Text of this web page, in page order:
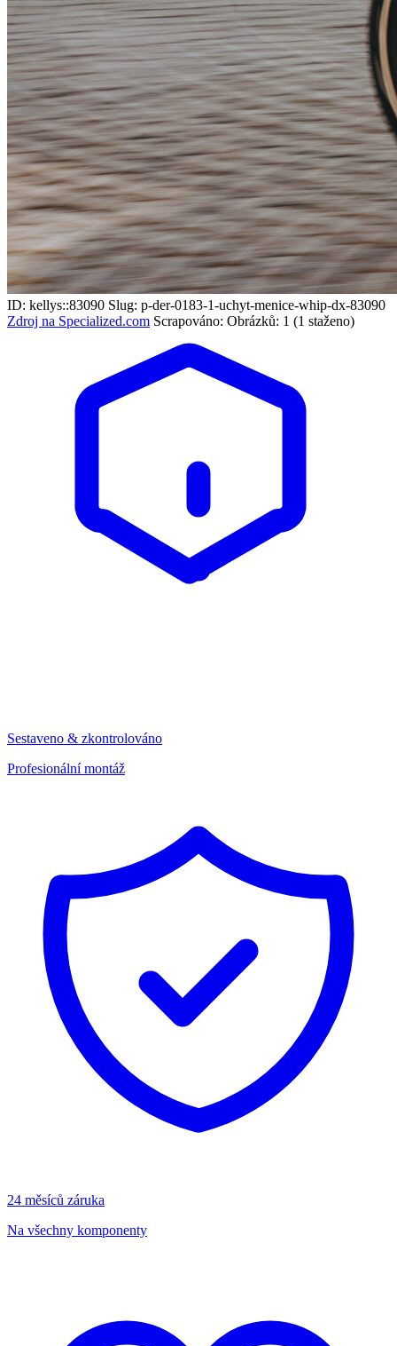
ID: kellys::83090 Slug: p-der-0183-1-uchyt-menice-whip-dx-83090
Zdroj na Specialized.com Scrapováno: Obrázků: 1 (1 staženo)
Sestaveno & zkontrolováno
Profesionální montáž
24 měsíců záruka
Na všechny komponenty